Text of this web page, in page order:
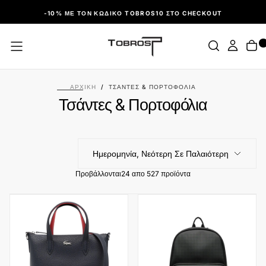
ΠΑΡΆΛΕΙΨΗ-10% ΜΕ ΤΟΝ ΚΩΔΙΚΌ TOBROS10 ΣΤΟ CHECKOUT
ΑΡΧΙΚΉ / ΤΣΆΝΤΕΣ & ΠΟΡΤΟΦΌΛΙΑ
Τσάντες & Πορτοφόλια
Ημερομηνία, Νεότερη Σε Παλαιότερη
Προβάλλονται24 απο 527 προϊόντα